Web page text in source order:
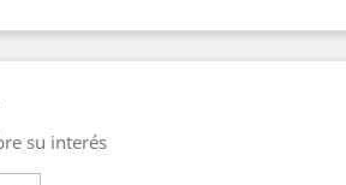
su interés